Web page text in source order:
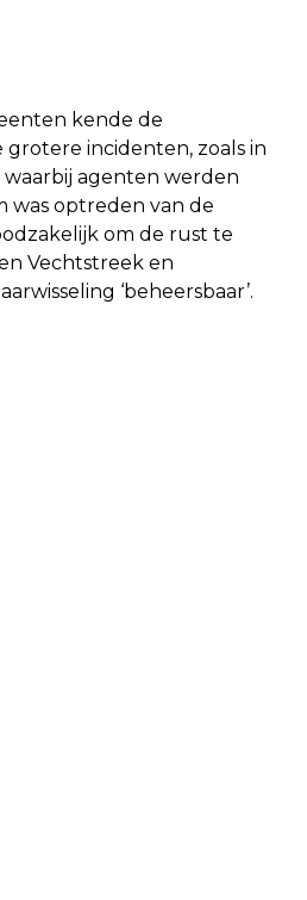
kende de
grotere incidenten, zoals in
agenten werden
was optreden van de
om de rust te
Vechtstreek en
‘beheersbaar’.